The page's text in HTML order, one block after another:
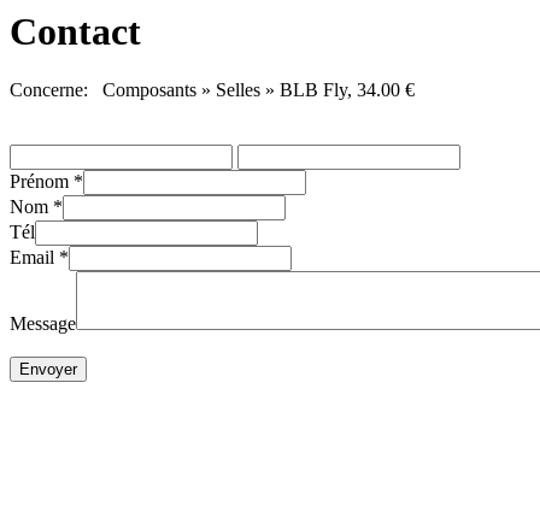
Contact
Concerne: Composants » Selles » BLB Fly, 34.00 €
Prénom *
Nom *
Tél
Email *
Message